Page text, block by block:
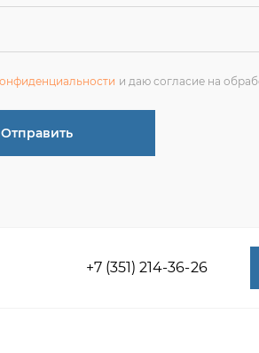
Отправить
+7 (351)